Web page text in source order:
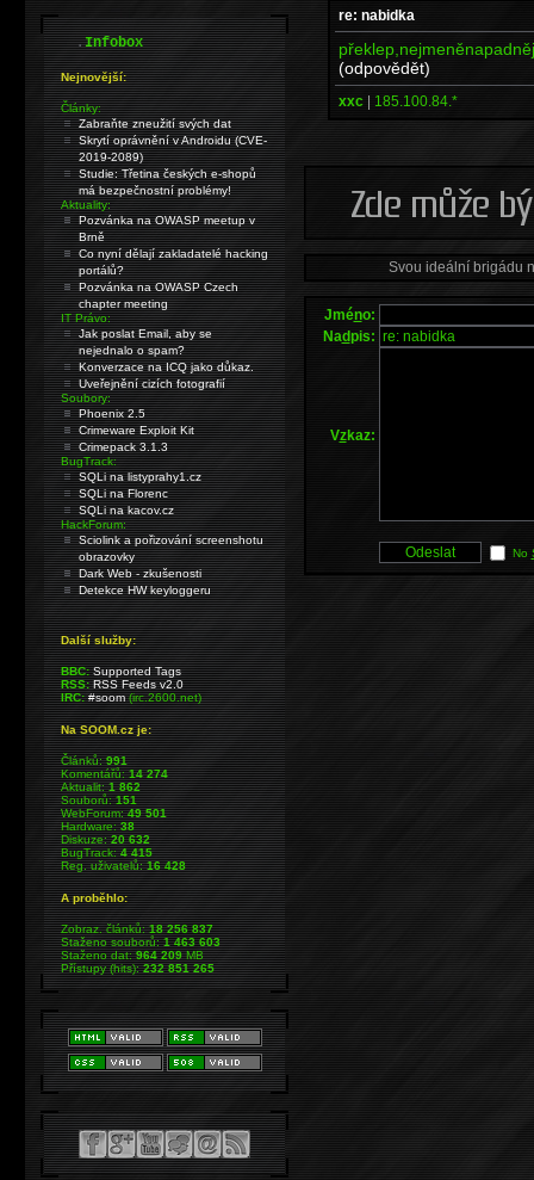
re: nabidka
(odpovědět)
xxc | 185.100.84.*
Svou ideální brigádu
Jméno:
Nadpis:
Vzkaz:
No
.Infobox
Nejnovější:
Články:
Zabraňte zneužití svých dat
Skrytí oprávnění v Androidu (CVE-
2019-2089)
Studie: Třetina českých e-shopů
má bezpečnostní problémy!
Aktuality:
Pozvánka na OWASP meetup v
Brně
Co nyní dělají zakladatelé hacking
portálů?
Pozvánka na OWASP Czech
chapter meeting
IT Právo:
Jak poslat Email, aby se
nejednalo o spam?
Konverzace na ICQ jako důkaz.
Uveřejnění cizích fotografií
Soubory:
Phoenix 2.5
Crimeware Exploit Kit
Crimepack 3.1.3
BugTrack:
SQLi na listyprahy1.cz
SQLi na Florenc
SQLi na kacov.cz
HackForum:
Sciolink a pořizování screenshotu
obrazovky
Dark Web - zkušenosti
Detekce HW keyloggeru
Další služby:
BBC: Supported Tags
RSS: RSS Feeds v2.0
IRC: #soom(irc.2600.net)
Na SOOM.cz je:
Článků:991
Komentářů:14 274
Aktualit:1 862
Souborů:151
WebForum:49 501
Hardware:38
Diskuze:20 632
BugTrack:4 415
Reg. uživatelů:16 428
A proběhlo:
Zobraz. článků:18 256 837
Staženo souborů:1 463 603
Staženo dat:964 209MB
Přístupy (hits):232 851 265